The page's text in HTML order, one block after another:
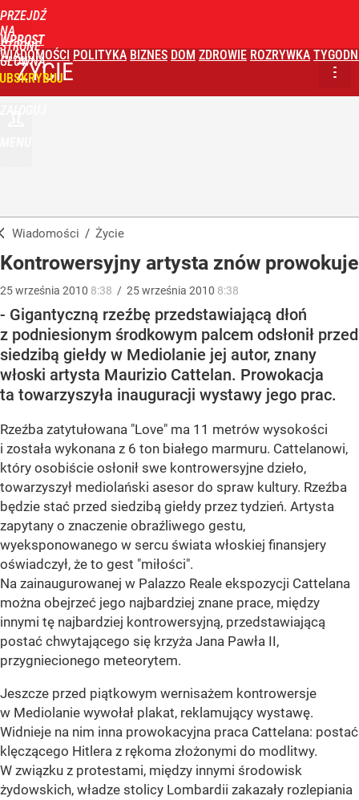
PRZEJDŹ
NA
STRONĘ
GŁÓWNĄ
WPROST
WIADOMOŚCI POLITYKA BIZNES DOM ZDROWIE ROZRYWKA
ŻYCIE
Wiadomości / Życie
Kontrowersyjny artysta znów prowokuje
25września 2010 8:38 / 25września 2010 8:38
- Gigantyczną rzeźbę przedstawiającą dłoń
z podniesionym środkowym palcem odsłonił przed
siedzibą giełdy w Mediolanie jej autor, znany
włoski artysta Maurizio Cattelan. Prowokacja
ta towarzyszyła inauguracji wystawy jego prac.
Rzeźba zatytułowana "Love" ma 11 metrów wysokości
i została wykonana z 6 ton białego marmuru. Cattelanowi,
który osobiście osłonił swe kontrowersyjne dzieło,
towarzyszył mediolański asesor do spraw kultury. Rzeźba
będzie stać przed siedzibą giełdy przez tydzień. Artysta
zapytany o znaczenie obraźliwego gestu,
wyeksponowanego w sercu świata włoskiej finansjery
oświadczył, że to gest "miłości".
Na zainaugurowanej w Palazzo Reale ekspozycji Cattelana
można obejrzeć jego najbardziej znane prace, między
innymi tę najbardziej kontrowersyjną, przedstawiającą
postać chwytającego się krzyża Jana Pawła II,
przygniecionego meteorytem.
Jeszcze przed piątkowym wernisażem kontrowersje
w Mediolanie wywołał plakat, reklamujący wystawę.
Widnieje na nim inna prowokacyjna praca Cattelana: postać
klęczącego Hitlera z rękoma złożonymi do modlitwy.
W związku z protestami, między innymi środowisk
żydowskich, władze stolicy Lombardii zakazały rozlepiania